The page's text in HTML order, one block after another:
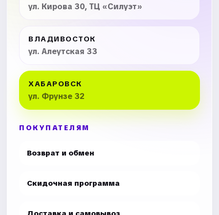
ул. Кирова 30, ТЦ «Силуэт»
ВЛАДИВОСТОК
ул. Алеутская 33
ХАБАРОВСК
ул. Фрунзе 32
ПОКУПАТЕЛЯМ
Возврат и обмен
Скидочная программа